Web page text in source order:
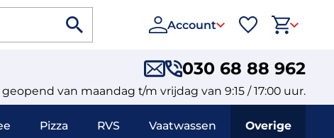
Account
030 68 88 962
van maandag t/m vrijdag van 9:15 / 17:00 uur.
Pizza RVS Vaatwassen Overige